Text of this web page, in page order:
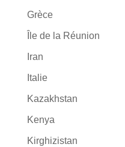
Grèce
Île de la Réunion
Iran
Italie
Kazakhstan
Kenya
Kirghizistan